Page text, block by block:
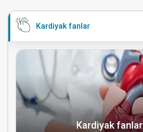
Kardiyak fanlar
Kardiyak fanlar